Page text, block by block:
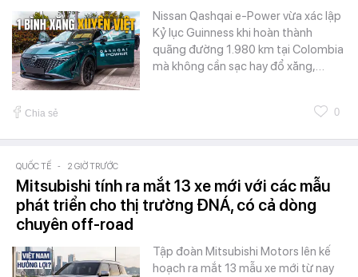
Nissan Qashqai e-Power vừa xác lập
Kỷ lục Guinness khi hoàn thành
quãng đường 1.980 km tại Colombia
mà không cần sạc hay đổ xăng,…
Chia sẻ 0
QUỐC TẾ - 2 GIỜ TRƯỚC
Mitsubishi tính ra mắt 13 xe mới với các mẫu
phát triển cho thị trường ĐNÁ, có cả dòng
chuyên off-road
Tập đoàn Mitsubishi Motors lên kế
hoạch ra mắt 13 mẫu xe mới từ nay